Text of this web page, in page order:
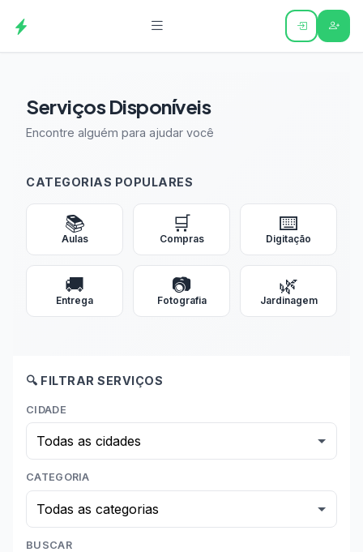
Serviços Disponíveis
Encontre alguém para ajudar você
CATEGORIAS POPULARES
📚
Aulas
🛒
Compras
⌨️
Digitação
🚚
Entrega
📷
Fotografia
🌿
Jardinagem
🔍 FILTRAR SERVIÇOS
CIDADE
CATEGORIA
BUSCAR